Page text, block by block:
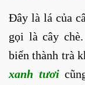
Đây là lá của
gọi là cây
biến thành trà
xanh tươi